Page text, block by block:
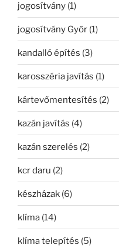
jogosítvány (1)
jogosítvány Győr (1)
kandalló építés (3)
karosszéria javítás (1)
kártevőmentesítés (2)
kazán javítás (4)
kazán szerelés (2)
kcr daru (2)
készházak (6)
klíma (14)
klíma telepítés (5)